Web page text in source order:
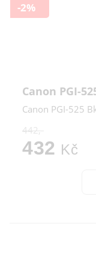
-2%
Canon PGI-
Canon PGI-525
442,-
432 Kč